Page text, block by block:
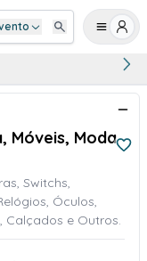
Móveis, Moda
Switchs,
Óculos,
Calçados e Outros.